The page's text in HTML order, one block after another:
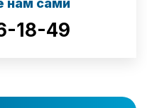
нам сами
18-49